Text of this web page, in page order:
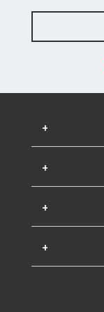
+
+
+
+